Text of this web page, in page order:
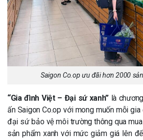
Saigon Co.op ưu đãi hơn 2000
“Gia đình Việt – Đại sứ xanh” là
ấn Saigon Co.op với mong muốn mỗi
đại sứ bảo vệ môi trường thông qua
sản phẩm xanh với mức giảm giá lên